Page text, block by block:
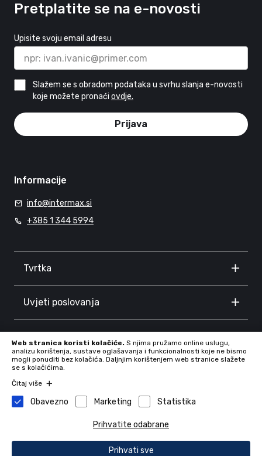
Pretplatite se na e-novosti
Upisite svoju email adresu
Slažem se s obradom podataka u svrhu slanja e-novosti
koje možete pronaći ovdje.
Prijava
Informacije
info@intermax.si
+385 1 344 5994
Tvrtka
Uvjeti poslovanja
Web stranica koristi kolačiće. S njima pružamo online uslugu,
analizu korištenja, sustave oglašavanja i funkcionalnosti koje ne bismo
mogli ponuditi bez kolačića. Daljnjim korištenjem web stranice slažete
se s kolačićima.
Čitaj više
Obavezno Marketing Statistika
Prihvatite odabrane
Prihvati sve